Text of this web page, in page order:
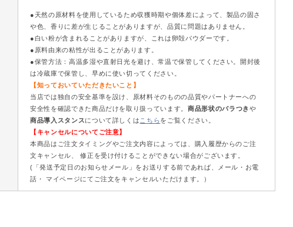
●天然の原材料を使用しているため収獲時期や個体差によって、製品の固さ
や色、香りに差が生じることがありますが、品質に問題はありません。
●白い粉が含まれることがありますが、これは卵殻パウダーです。
●原料由来の粘性が出ることがあります。
●保管方法：高温多湿や直射日光を避け、常温で保管してください。開封後
は冷蔵庫で保管し、早めに使い切ってください。
【知っておいていただきたいこと】
当店では独自の安全基準を設け、原材料そのものの品質やパートナーへの
安全性を確認できた商品だけを取り扱っています。 商品形状のバラつき や
商品導入スタンスについて詳しくは こちらをご覧ください。
【キャンセルについてご注意】
本商品はご注文タイミングやご注文内容によっては、購入履歴からのご注
文キャンセル、 修正を受け付けることができない場合がございます。
(「発送予定日のお知らせメール」をお送りする前であれば、メール・お電
話・ マイページにてご注文をキャンセルいただけます。）